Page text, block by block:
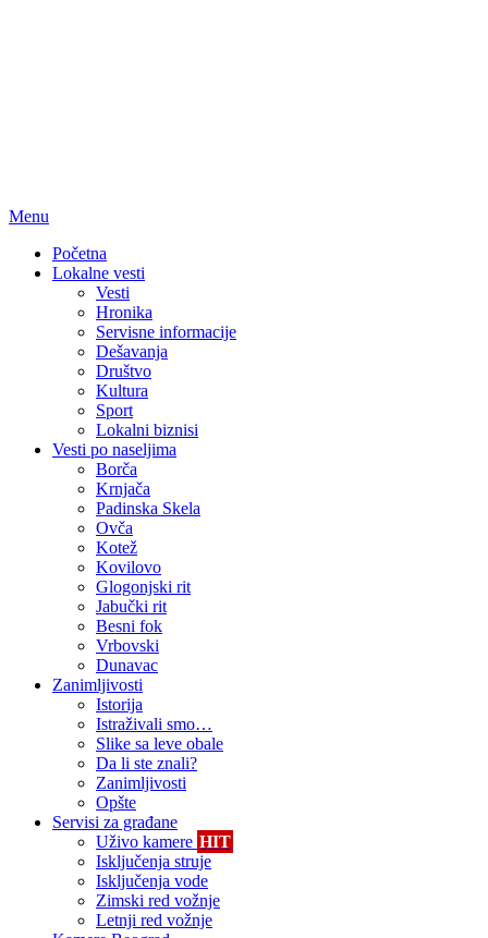
Menu
Početna
Lokalne vesti
Vesti
Hronika
Servisne informacije
Dešavanja
Društvo
Kultura
Sport
Lokalni biznisi
Vesti po naseljima
Borča
Krnjača
Padinska Skela
Ovča
Kotež
Kovilovo
Glogonjski rit
Jabučki rit
Besni fok
Vrbovski
Dunavac
Zanimljivosti
Istorija
Istraživali smo…
Slike sa leve obale
Da li ste znali?
Zanimljivosti
Opšte
Servisi za građane
Uživo kamere HIT
Isključenja struje
Isključenja vode
Zimski red vožnje
Letnji red vožnje